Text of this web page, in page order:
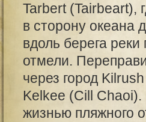
Tarbert (Tairbeart),
в сторону океана
вдоль берега
отмели.
через город
Kelkee (Cill Chaoi).
жизнью пляжного